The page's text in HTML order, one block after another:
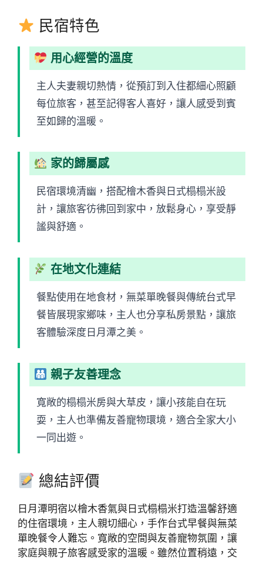
民宿特色
用心經營的溫度
主人夫妻親切熱情，從預訂到入住都細心照顧
每位旅客，甚至記得客人喜好，讓人感受到賓
至如歸的溫暖。
家的歸屬感
民宿環境清幽，搭配檜木香與日式榻榻米設
計，讓旅客彷彿回到家中，放鬆身心，享受靜
謐與舒適。
在地文化連結
餐點使用在地食材，無菜單晚餐與傳統台式早
餐皆展現家鄉味，主人也分享私房景點，讓旅
客體驗深度日月潭之美。
親子友善理念
寬敞的榻榻米房與大草皮，讓小孩能自在玩
耍，主人也準備友善寵物環境，適合全家大小
一同出遊。
總結評價
日月潭明宿以檜木香氣與日式榻榻米打造溫馨舒適
的住宿環境，主人親切細心，手作台式早餐與無菜
單晚餐令人難忘。寬敞的空間與友善寵物氛圍，讓
家庭與親子旅客感受家的溫暖。雖然位置稍遠，交